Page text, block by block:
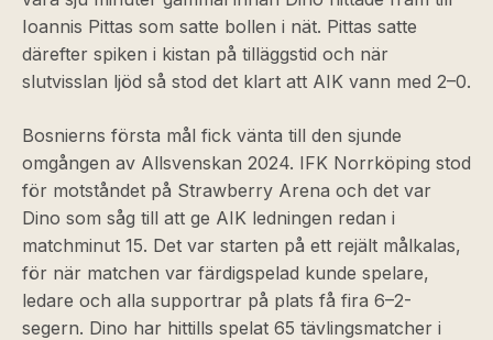
Ioannis Pittas som satte bollen i nät. Pittas satte
därefter spiken i kistan på tilläggstid och när
slutvisslan ljöd så stod det klart att AIK vann med 2–0.
Bosnierns första mål fick vänta till den sjunde
omgången av Allsvenskan 2024. IFK Norrköping stod
för motståndet på Strawberry Arena och det var
Dino som såg till att ge AIK ledningen redan i
matchminut 15. Det var starten på ett rejält målkalas,
för när matchen var färdigspelad kunde spelare,
ledare och alla supportrar på plats få fira 6–2-
segern. Dino har hittills spelat 65 tävlingsmatcher i